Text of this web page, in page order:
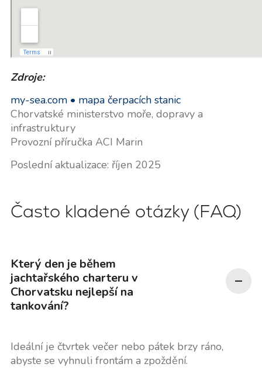
Zdroje:
my-sea.com • mapa čerpacích stanic
Chorvatské ministerstvo moře, dopravy a
infrastruktury
Provozní příručka ACI Marin
Poslední aktualizace: říjen 2025
Často kladené otázky (FAQ)
Který den je během
jachtařského charteru v
Chorvatsku nejlepší na
tankování?
Ideální je čtvrtek večer nebo pátek brzy ráno,
abyste se vyhnuli frontám a zpoždění.